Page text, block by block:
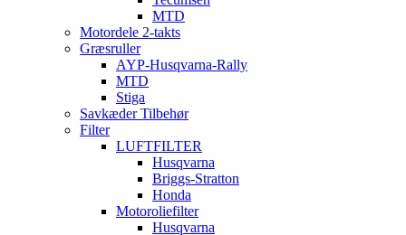
MTD
Motordele 2-takts
Græsruller
AYP-Husqvarna-Rally
MTD
Stiga
Savkæder Tilbehør
Filter
LUFTFILTER
Husqvarna
Briggs-Stratton
Honda
Motoroliefilter
Husqvarna